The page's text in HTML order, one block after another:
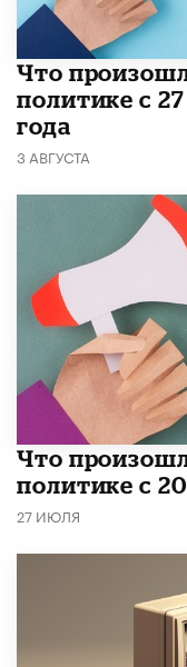
​Что
политике с
года
3 АВГУСТА
​Что
политике с
27 ИЮЛЯ